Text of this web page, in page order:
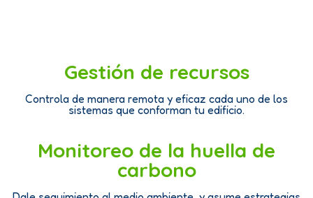
Gestión de recursos
Controla de manera remota y eficaz cada uno de los
sistemas que conforman tu edificio.
Monitoreo de la huella de
carbono